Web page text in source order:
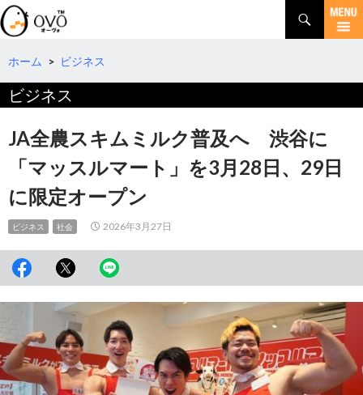
検
索
コ
テ
へ
動
ホーム > ビジネス
ビジネス
JA全農スキムミルク普及へ 渋谷に
「マッスルマート」を3月28日、29日
に限定オープン
ビジネス 社会 2026年3月27日